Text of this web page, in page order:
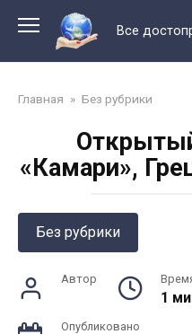
контенту
Все
Главная » Без рубрики
«Камари»,
Без рубрики
Автор
1
Опубликовано